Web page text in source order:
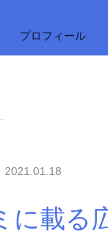
プロフィール
2021.01.18
に載る